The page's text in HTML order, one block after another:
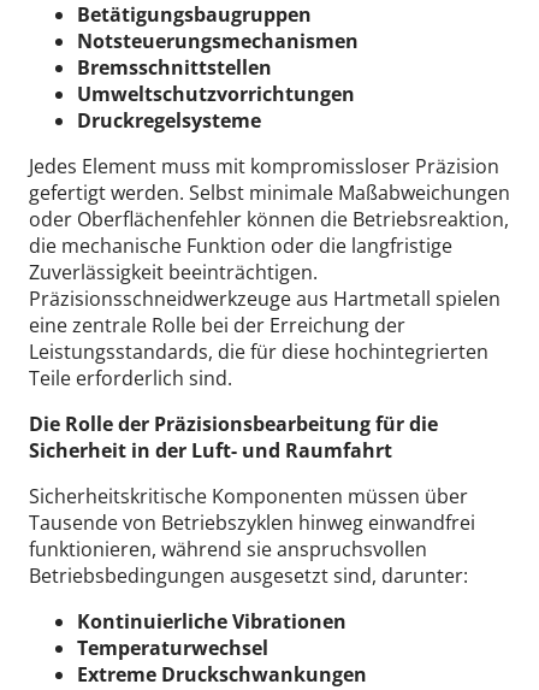
Betätigungsbaugruppen
Notsteuerungsmechanismen
Bremsschnittstellen
Umweltschutzvorrichtungen
Druckregelsysteme
Jedes Element muss mit kompromissloser Präzision
gefertigt werden. Selbst minimale Maßabweichungen
oder Oberflächenfehler können die Betriebsreaktion,
die mechanische Funktion oder die langfristige
Zuverlässigkeit beeinträchtigen.
Präzisionsschneidwerkzeuge aus Hartmetall spielen
eine zentrale Rolle bei der Erreichung der
Leistungsstandards, die für diese hochintegrierten
Teile erforderlich sind.
Die Rolle der Präzisionsbearbeitung für die
Sicherheit in der Luft- und Raumfahrt
Sicherheitskritische Komponenten müssen über
Tausende von Betriebszyklen hinweg einwandfrei
funktionieren, während sie anspruchsvollen
Betriebsbedingungen ausgesetzt sind, darunter:
Kontinuierliche Vibrationen
Temperaturwechsel
Extreme Druckschwankungen